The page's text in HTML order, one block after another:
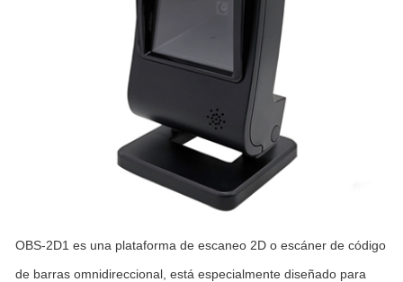
OBS-2D1 es una plataforma de escaneo 2D o escáner de código
de barras omnidireccional, está especialmente diseñado para